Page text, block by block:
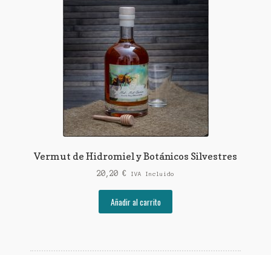
Vermut de Hidromiel y Botánicos Silvestres
20,20 € IVA Incluido
Añadir al carrito